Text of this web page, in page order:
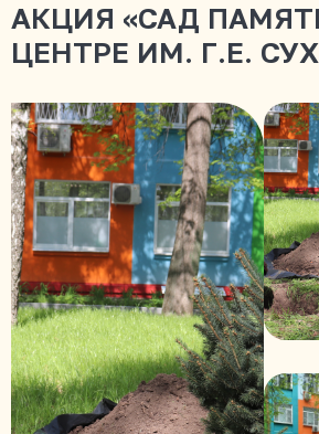
АКЦИЯ «САД
ЦЕНТРЕ ИМ. Г.Е.